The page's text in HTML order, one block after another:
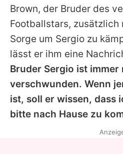
Brown, der Bruder des
Footballstars, zusätzlich
Sorge um Sergio zu
lässt er ihm eine
Bruder Sergio ist immer
verschwunden. Wenn
ist, soll er wissen, dass
bitte nach Hause zu